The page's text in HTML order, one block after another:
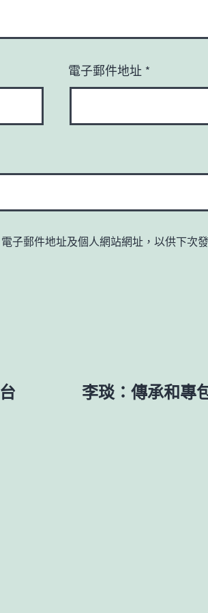
電子郵件地址 *
子郵件地址及個人網站網址，以供下次
李琰：傳承和專